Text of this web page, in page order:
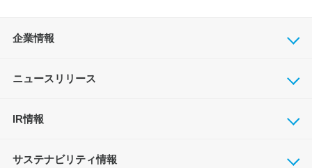
企業情報
ニュースリリース
IR情報
サステナビリティ情報